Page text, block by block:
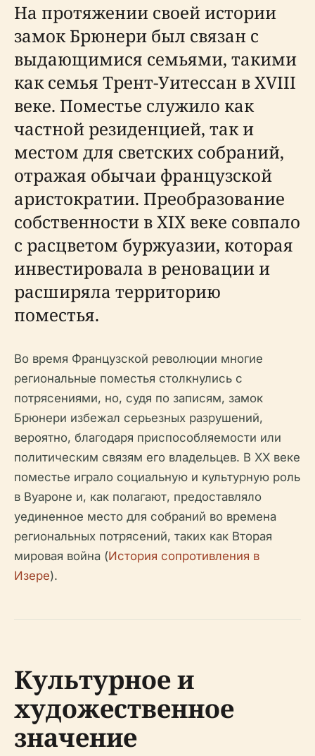
На протяжении своей истории
замок Брюнери был связан с
выдающимися семьями, такими
как семья Трент-Уитессан в XVIII
веке. Поместье служило как
частной резиденцией, так и
местом для светских собраний,
отражая обычаи французской
аристократии. Преобразование
собственности в XIX веке совпало
с расцветом буржуазии, которая
инвестировала в реновации и
расширяла территорию
поместья.
Во время Французской революции многие
региональные поместья столкнулись с
потрясениями, но, судя по записям, замок
Брюнери избежал серьезных разрушений,
вероятно, благодаря приспособляемости или
политическим связям его владельцев. В XX веке
поместье играло социальную и культурную роль
в Вуароне и, как полагают, предоставляло
уединенное место для собраний во времена
региональных потрясений, таких как Вторая
мировая война (История сопротивления в
Изере).
Культурное и
художественное
значение